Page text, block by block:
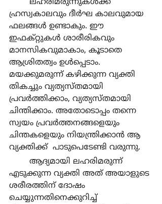
ഹ്രസ്വകാലവും ദീര്‍ഘ കാലവുമായ
ഫലങ്ങള്‍ ഉണ്ടാകും. ഈ
ഇഫക്റ്റുകള്‍ ശാരീരികവും
മാനസികവുമാകാം, കൂടാതെ
ആശ്രിതത്വം ഉള്‍പ്പെടാം.
മയക്കുമരുന്ന് കഴിക്കുന്ന വ്യക്തി
തികച്ചും വ്യത്യസ്തമായി
പ്രവര്‍ത്തിക്കാം, വ്യത്യസ്തമായി
ചിന്തിക്കാം. അതോടൊപ്പം തന്നെ
സ്വയം പ്രവര്‍ത്തനങ്ങളെയും
ചിന്തകളെയും നിയന്ത്രിക്കാന്‍ ആ
വ്യക്തിക്ക്  പാടുപെടേണ്ടി വരുന്നു.
എടുക്കുന്ന വ്യക്തി അത് അയാളുടെ
ശരീരത്തിന് ദോഷം
ചെയ്യുന്നതിനെക്കുറിച്ച്